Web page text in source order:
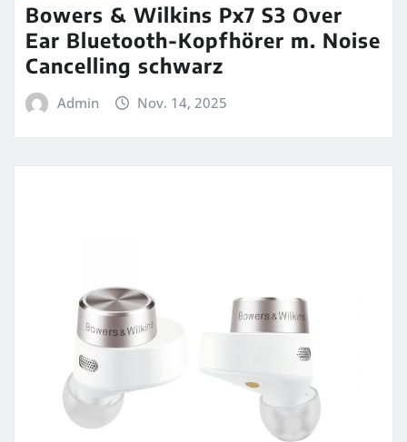
Bowers & Wilkins Px7 S3 Over
Ear Bluetooth-Kopfhörer m. Noise
Cancelling schwarz
Admin Nov. 14, 2025